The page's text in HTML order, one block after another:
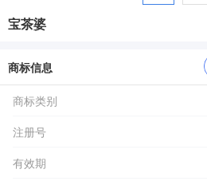
宝茶婆
商标信息
商标类别
注册号
有效期